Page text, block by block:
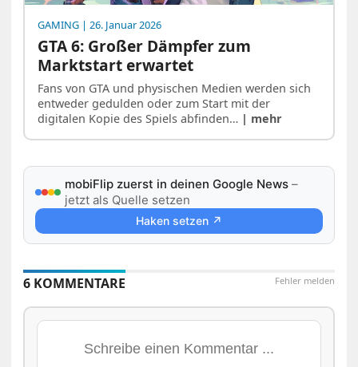
GAMING | 26. Januar 2026
GTA 6: Großer Dämpfer zum
Marktstart erwartet
Fans von GTA und physischen Medien werden sich
entweder gedulden oder zum Start mit der
digitalen Kopie des Spiels abfinden… | mehr
mobiFlip zuerst in deinen Google News –
jetzt als Quelle setzen
Haken setzen ↗
Fehler melden
6 KOMMENTARE